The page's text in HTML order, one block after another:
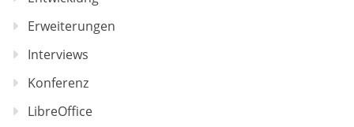
Erweiterungen
Interviews
Konferenz
LibreOffice